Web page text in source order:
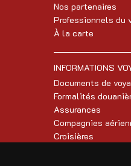
Nos partenaires
Professionnels du
À la carte
INFORMATIONS
Documents de
Formalités
Assurances
Compagnies
Croisières